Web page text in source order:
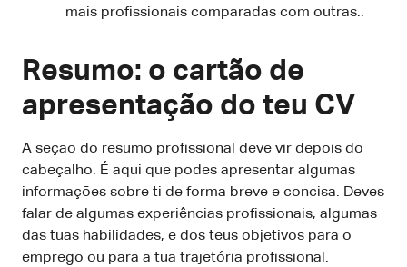
mais profissionais comparadas com outras..
Resumo: o cartão de
apresentação do teu CV
A seção do resumo profissional deve vir depois do
cabeçalho. É aqui que podes apresentar algumas
informações sobre ti de forma breve e concisa. Deves
falar de algumas experiências profissionais, algumas
das tuas habilidades, e dos teus objetivos para o
emprego ou para a tua trajetória profissional.